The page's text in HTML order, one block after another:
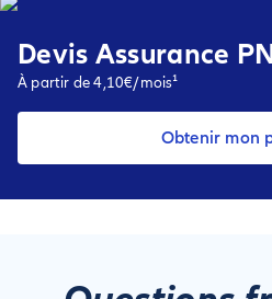
Devis Assurance
À partir de 4,10€/mois¹
Obtenir mon